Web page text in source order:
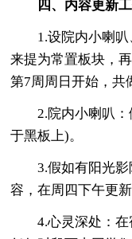
四、内容更新
1.设院内小喇叭
来提为常置板块，
第7周周日开始，共
2.院内小喇叭：
于黑板上)。
3.假如有阳光影
容，在周四下午更新
4.心灵深处：在